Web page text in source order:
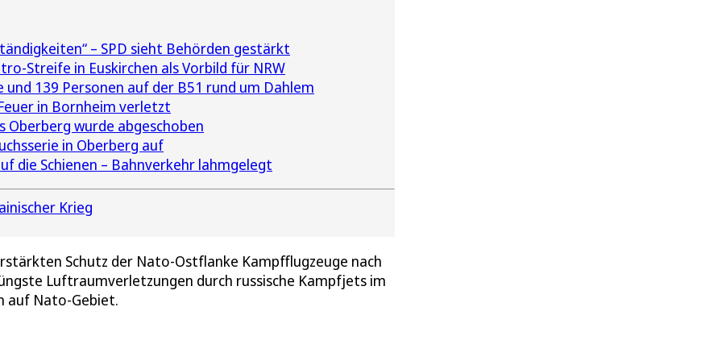
– SPD sieht Behörden gestärkt
Streife in Euskirchen als Vorbild für NRW
139 Personen auf der B51 rund um Dahlem
in Bornheim verletzt
wurde abgeschoben
in Oberberg auf
die Schienen – Bahnverkehr lahmgelegt
Krieg
Schutz der Nato-Ostflanke Kampfflugzeuge nach
Luftraumverletzungen durch russische Kampfjets im
auf Nato-Gebiet.